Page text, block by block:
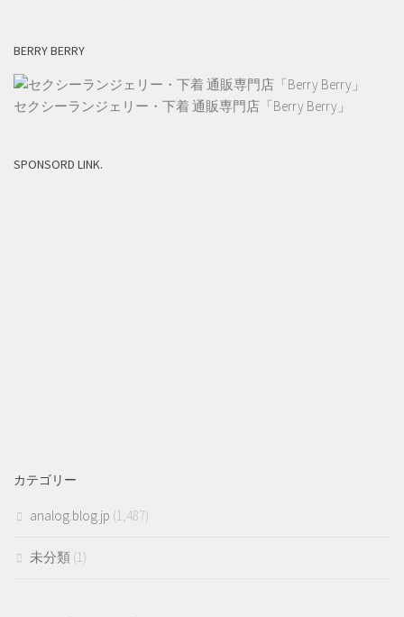
BERRY BERRY
セクシーランジェリー・下着 通販専門店「Berry Berry」
SPONSORD LINK.
カテゴリー
analog.blog.jp (1,487)
未分類 (1)